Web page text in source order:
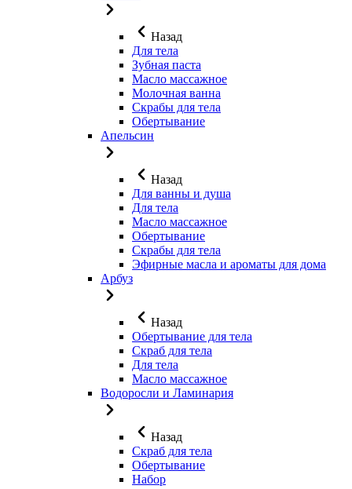
Назад
Для тела
Зубная паста
Масло массажное
Молочная ванна
Скрабы для тела
Обертывание
Апельсин
Назад
Для ванны и душа
Для тела
Масло массажное
Обертывание
Скрабы для тела
Эфирные масла и ароматы для дома
Арбуз
Назад
Обертывание для тела
Скраб для тела
Для тела
Масло массажное
Водоросли и Ламинария
Назад
Скраб для тела
Обертывание
Набор